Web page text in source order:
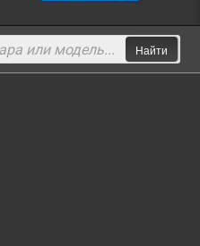
Найти